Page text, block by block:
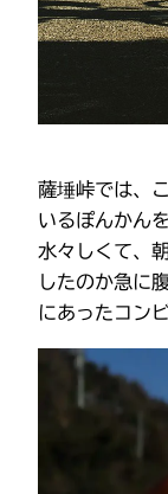
薩埵峠では、
いるぽんかん
水々しくて、
したのか急に
にあったコン